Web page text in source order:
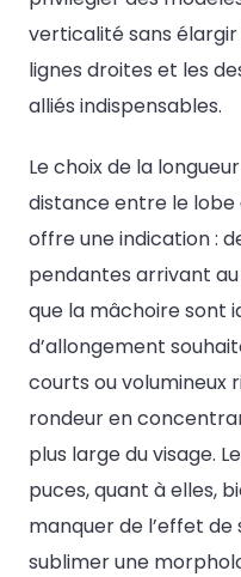
verticalité sans élargir
lignes droites et les
alliés indispensables.
Le choix de la
distance entre le lobe
offre une indication :
pendantes arrivant au
que la mâchoire sont
d’allongement
courts ou volumineux
rondeur en
plus large du visage.
puces, quant à elles,
manquer de l’effet
sublimer une